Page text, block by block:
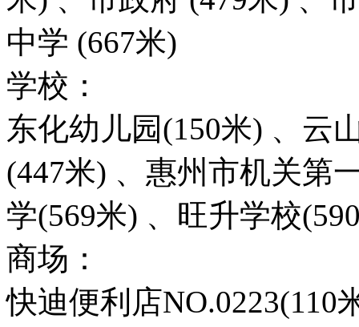
中学 (667米)
学校：
东化幼儿园(150米) 、云
(447米) 、惠州市机关第
学(569米) 、旺升学校
商场：
快迪便利店NO.0223(110